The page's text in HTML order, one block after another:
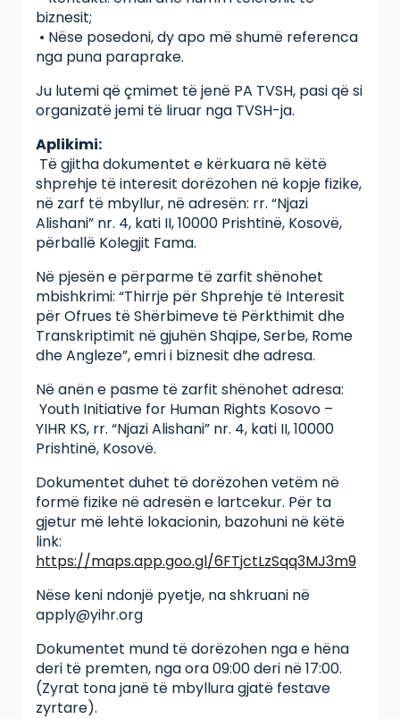
biznesit;
• Nëse posedoni, dy apo më shumë referenca
nga puna paraprake.
Ju lutemi që çmimet të jenë PA TVSH, pasi që si
organizatë jemi të liruar nga TVSH-ja.
Aplikimi:
Të gjitha dokumentet e kërkuara në këtë
shprehje të interesit dorëzohen në kopje fizike,
në zarf të mbyllur, në adresën: rr. “Njazi
Alishani” nr. 4, kati II, 10000 Prishtinë, Kosovë,
përballë Kolegjit Fama.
Në pjesën e përparme të zarfit shënohet
mbishkrimi: “Thirrje për Shprehje të Interesit
për Ofrues të Shërbimeve të Përkthimit dhe
Transkriptimit në gjuhën Shqipe, Serbe, Rome
dhe Angleze”, emri i biznesit dhe adresa.
Në anën e pasme të zarfit shënohet adresa:
Youth Initiative for Human Rights Kosovo –
YIHR KS, rr. “Njazi Alishani” nr. 4, kati II, 10000
Prishtinë, Kosovë.
Dokumentet duhet të dorëzohen vetëm në
formë fizike në adresën e lartcekur. Për ta
gjetur më lehtë lokacionin, bazohuni në këtë
link:
https://maps.app.goo.gl/6FTjctLzSqq3MJ3m9
Nëse keni ndonjë pyetje, na shkruani në
apply@yihr.org
Dokumentet mund të dorëzohen nga e hëna
deri të premten, nga ora 09:00 deri në 17:00.
(Zyrat tona janë të mbyllura gjatë festave
zyrtare).